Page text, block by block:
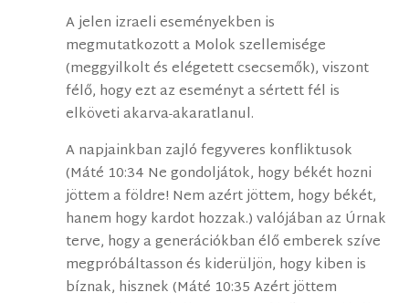
A jelen izraeli eseményekben is
megmutatkozott a Molok szellemisége
(meggyilkolt és elégetett csecsemők), viszont
félő, hogy ezt az eseményt a sértett fél is
elköveti akarva-akaratlanul.
A napjainkban zajló fegyveres konfliktusok
(Máté 10:34 Ne gondoljátok, hogy békét hozni
jöttem a földre! Nem azért jöttem, hogy békét,
hanem hogy kardot hozzak.) valójában az Úrnak
terve, hogy a generációkban élő emberek szíve
megpróbáltasson és kiderüljön, hogy kiben is
bíznak, hisznek (Máté 10:35 Azért jöttem